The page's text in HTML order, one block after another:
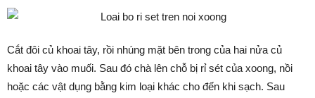
Cắt đôi củ khoai tây, rồi nhúng mặt bên trong của hai nửa củ
khoai tây vào muối. Sau đó chà lên chỗ bị rỉ sét của xoong, nồi
hoặc các vật dụng bằng kim loại khác cho đến khi sạch. Sau